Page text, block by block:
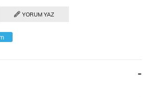
YORUM YAZ